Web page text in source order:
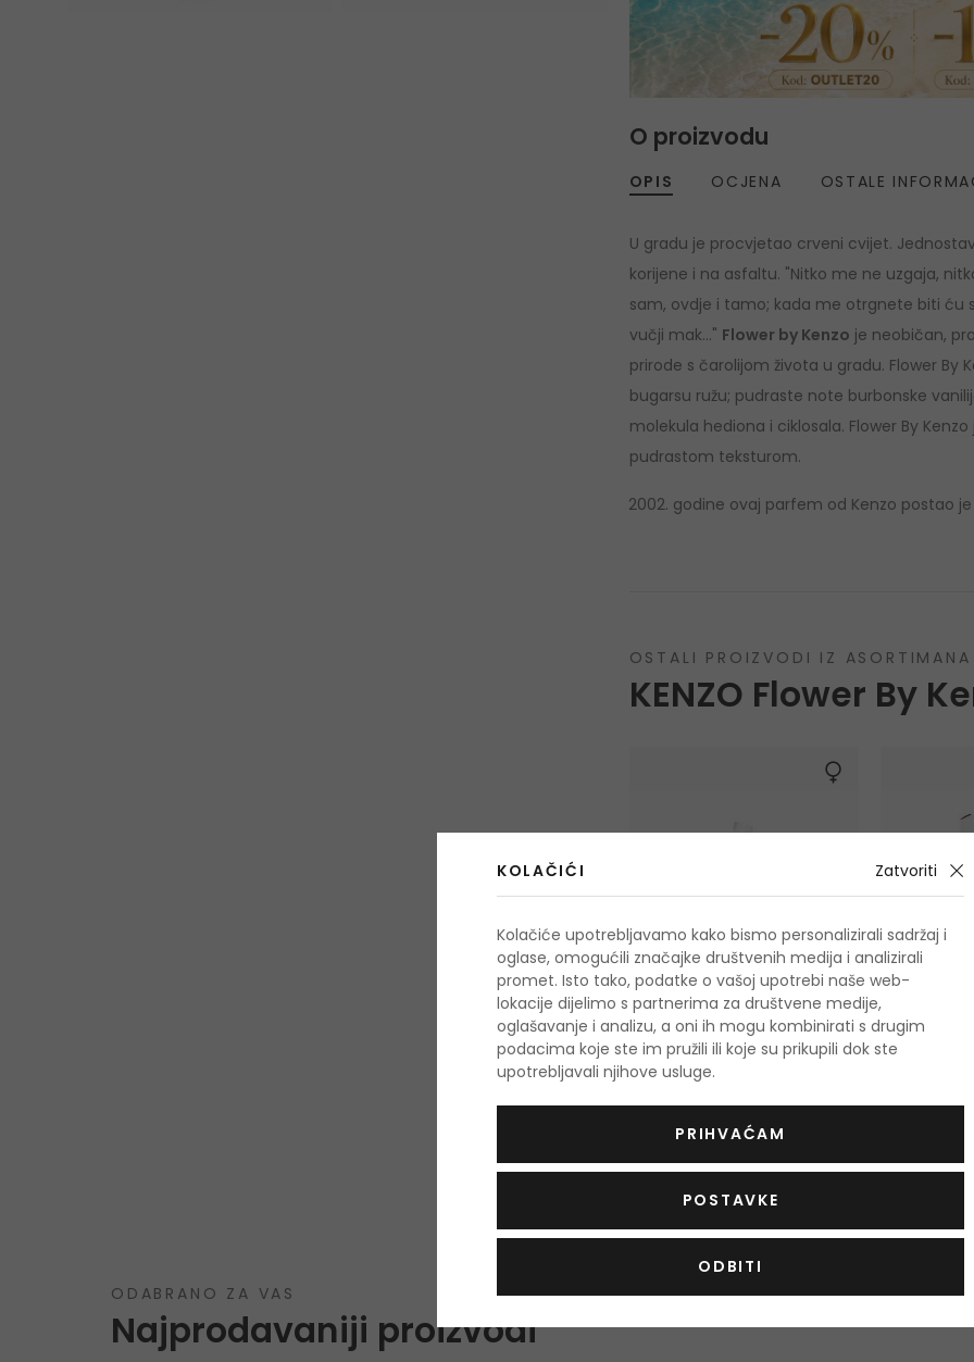
O proizvodu
OPIS
U gradu je procvjetao crveni cvijet.
korijene i na asfaltu. "Nitko me ne uzgaja,
sam, ovdje i tamo; kada me otrgnete biti ću
vučji mak..." Flower by Kenzo je neobičan,
prirode s čarolijom života u gradu. Flower By
bugarsu ružu; pudraste note burbonske
molekula hediona i ciklosala. Flower By
pudrastom teksturom.
godine ovaj parfem od Kenzo postao je
OCJENA OSTALE
OSTALI PROIZVODI IZ ASORTIMANA
KENZO Flower By
KENZO Flower By Kenzo 2021
30 ml| 50 ml|100 ml
3 verzije
KENZO
3 verzije
ODABRANO ZA VAS
Najprodavaniji proizvodi
KOLAČIĆI Zatvoriti
Kolačiće upotrebljavamo kako bismo personalizirali sadržaj i
oglase, omogućili značajke društvenih medija i analizirali
promet. Isto tako, podatke o vašoj upotrebi naše web-
lokacije dijelimo s partnerima za društvene medije,
oglašavanje i analizu, a oni ih mogu kombinirati s drugim
podacima koje ste im pružili ili koje su prikupili dok ste
upotrebljavali njihove usluge.
PRIHVAĆAM
POSTAVKE
ODBITI